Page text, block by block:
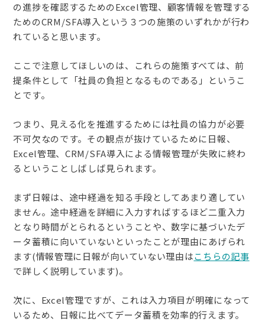
の進捗を確認するためのExcel管理、顧客情報を管理する
ためのCRM/SFA導入という３つの施策のいずれかが行わ
れていると思います。
ここで注意してほしいのは、これらの施策すべては、前
提条件として「社員の負担となるものである」というこ
とです。
つまり、見える化を推進するためには社員の協力が必要
不可欠なのです。その観点が抜けているために日報、
Excel管理、CRM/SFA導入による情報管理が失敗に終わ
るということしばしば見られます。
まず日報は、途中経過を知る手段としてあまり適してい
ません。途中経過を詳細に入力すればするほど二重入力
となり時間がとられるということや、数字に基づいたデ
ータ蓄積に向いていないといったことが理由にあげられ
ます(情報管理に日報が向いていない理由はこちらの記事
で詳しく説明しています)。
次に、Excel管理ですが、これは入力項目が明確になって
いるため、日報に比べてデータ蓄積を効率的行えます。